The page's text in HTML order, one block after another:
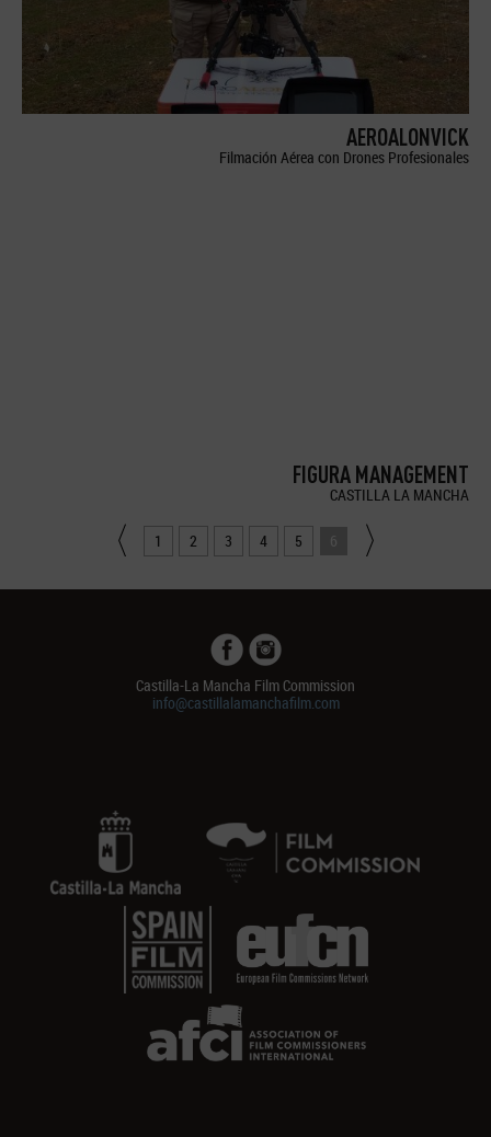
AEROALONVICK
Filmación Aérea con Drones Profesionales
FIGURA MANAGEMENT
CASTILLA LA MANCHA
1 2 3 4 5 6
Castilla-La Mancha Film Commission
info@castillalamanchafilm.com